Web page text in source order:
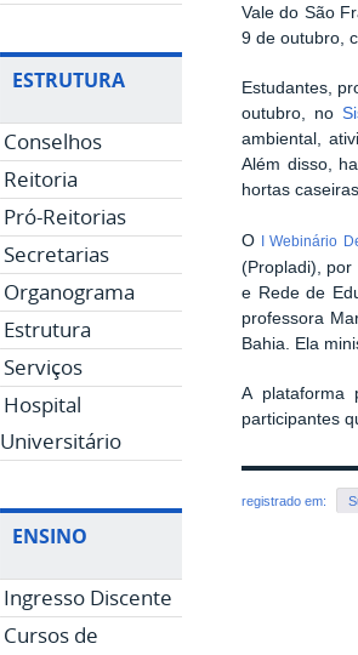
ESTRUTURA
Conselhos
Reitoria
Pró-Reitorias
Secretarias
Organograma
Estrutura
Serviços
Hospital
Universitário
ENSINO
Ingresso Discente
Cursos de
Vale do São
9 de outubro,
Estudantes,
outubro, no
ambiental,
Além disso,
hortas
O I Webinário
(Propladi), por
e Rede de
professora
Bahia. Ela
A plataforma
participantes
registrado em: